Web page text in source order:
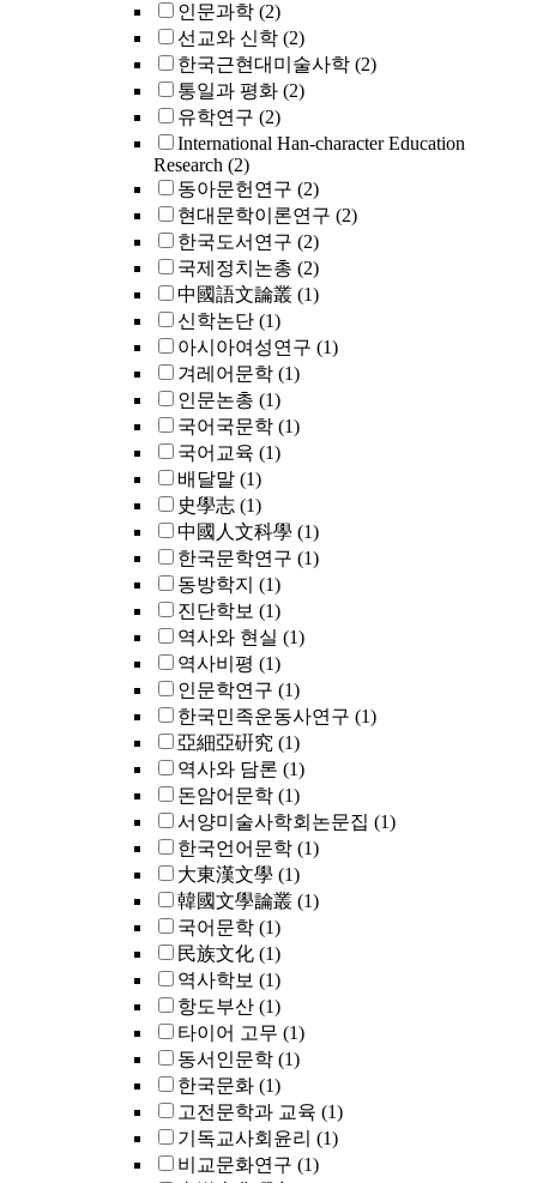
인문과학 (2)
선교와 신학 (2)
한국근현대미술사학 (2)
통일과 평화 (2)
유학연구 (2)
International Han-character Education
Research (2)
동아문헌연구 (2)
현대문학이론연구 (2)
한국도서연구 (2)
국제정치논총 (2)
中國語文論叢 (1)
신학논단 (1)
아시아여성연구 (1)
겨레어문학 (1)
인문논총 (1)
국어국문학 (1)
국어교육 (1)
배달말 (1)
史學志 (1)
中國人文科學 (1)
한국문학연구 (1)
동방학지 (1)
진단학보 (1)
역사와 현실 (1)
역사비평 (1)
인문학연구 (1)
한국민족운동사연구 (1)
亞細亞硏究 (1)
역사와 담론 (1)
돈암어문학 (1)
서양미술사학회논문집 (1)
한국언어문학 (1)
大東漢文學 (1)
韓國文學論叢 (1)
국어문학 (1)
民族文化 (1)
역사학보 (1)
항도부산 (1)
타이어 고무 (1)
동서인문학 (1)
한국문화 (1)
고전문학과 교육 (1)
기독교사회윤리 (1)
비교문화연구 (1)